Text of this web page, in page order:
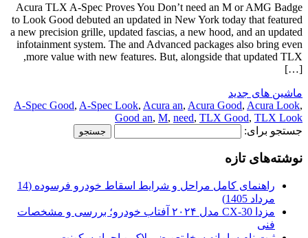
Acura TLX A-Spec Proves You Don’t need an M or AMG Badge
to Look Good debuted an updated in New York today that featured
a new precision grille, updated fascias, a new hood, and an updated
infotainment system. The and Advanced packages also bring even
more value with new features. But, alongside that updated TLX,
[…]
ماشین های جدید
A-Spec Good, A-Spec Look, Acura an, Acura Good, Acura Look,
Good an, M, need, TLX Good, TLX Look
جستجو برای:
نوشته‌های تازه
راهنمای کامل مراحل و شرایط اسقاط خودرو فرسوده (14
مرداد 1405)
مزدا CX-30 مدل ۲۰۲۴ آفتاب خودرو؛ بررسی و مشخصات
فنی